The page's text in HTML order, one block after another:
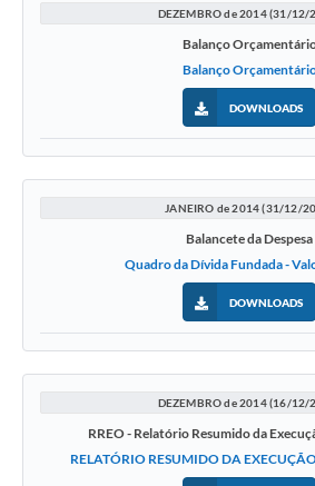
DEZEMBRO de 2014 (31/12/
Balanço
Balanço
DOWNLOADS
JANEIRO de 2014 (31/12/
Balancete da Despesa
Quadro da Dívida Fundada -
DOWNLOADS
DEZEMBRO de 2014 (16/12/
RREO - Relatório Resumido da
RELATÓRIO RESUMIDO DA